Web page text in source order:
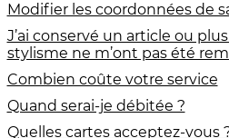
Modifier les coordonnées de
J’ai conservé un article ou
stylisme ne m’ont pas été
Combien coûte votre service
Quand serai-je débitée ?
Quelles cartes acceptez-vous